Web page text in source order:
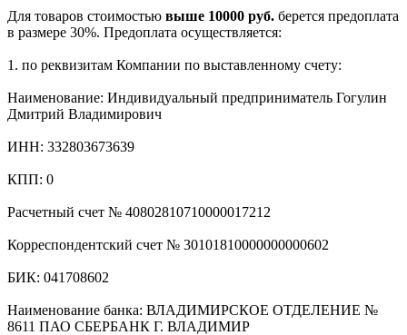
Для товаров стоимостью выше 10000 руб. берется предоплата
в размере 30%. Предоплата осуществляется:
1. по реквизитам Компании по выставленному счету:
Наименование: Индивидуальный предприниматель Гогулин
Дмитрий Владимирович
ИНН: 332803673639
КПП: 0
Расчетный счет № 40802810710000017212
Корреспондентский счет № 30101810000000000602
БИК: 041708602
Наименование банка: ВЛАДИМИРСКОЕ ОТДЕЛЕНИЕ №
8611 ПАО СБЕРБАНК Г. ВЛАДИМИР